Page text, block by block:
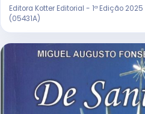
Editora Kotter Editorial - 1ª Edição
(05431A)